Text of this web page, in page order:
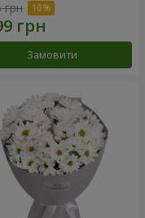
грн
Замовити